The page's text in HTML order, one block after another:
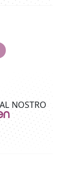
NOSTRO